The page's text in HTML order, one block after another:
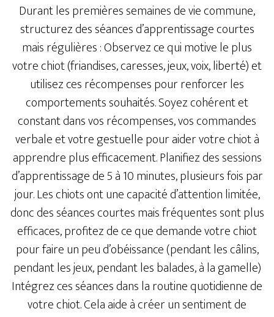
Durant les premières semaines de vie commune,
structurez des séances d’apprentissage courtes
mais régulières : Observez ce qui motive le plus
votre chiot (friandises, caresses, jeux, voix, liberté) et
utilisez ces récompenses pour renforcer les
comportements souhaités. Soyez cohérent et
constant dans vos récompenses, vos commandes
verbale et votre gestuelle pour aider votre chiot à
apprendre plus efficacement. Planifiez des sessions
d’apprentissage de 5 à 10 minutes, plusieurs fois par
jour. Les chiots ont une capacité d’attention limitée,
donc des séances courtes mais fréquentes sont plus
efficaces, profitez de ce que demande votre chiot
pour faire un peu d’obéissance (pendant les câlins,
pendant les jeux, pendant les balades, à la gamelle)
Intégrez ces séances dans la routine quotidienne de
votre chiot. Cela aide à créer un sentiment de